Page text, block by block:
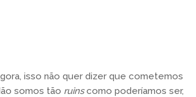
isso não quer dizer que cometemos
somos tão ruinscomo poderíamos ser,